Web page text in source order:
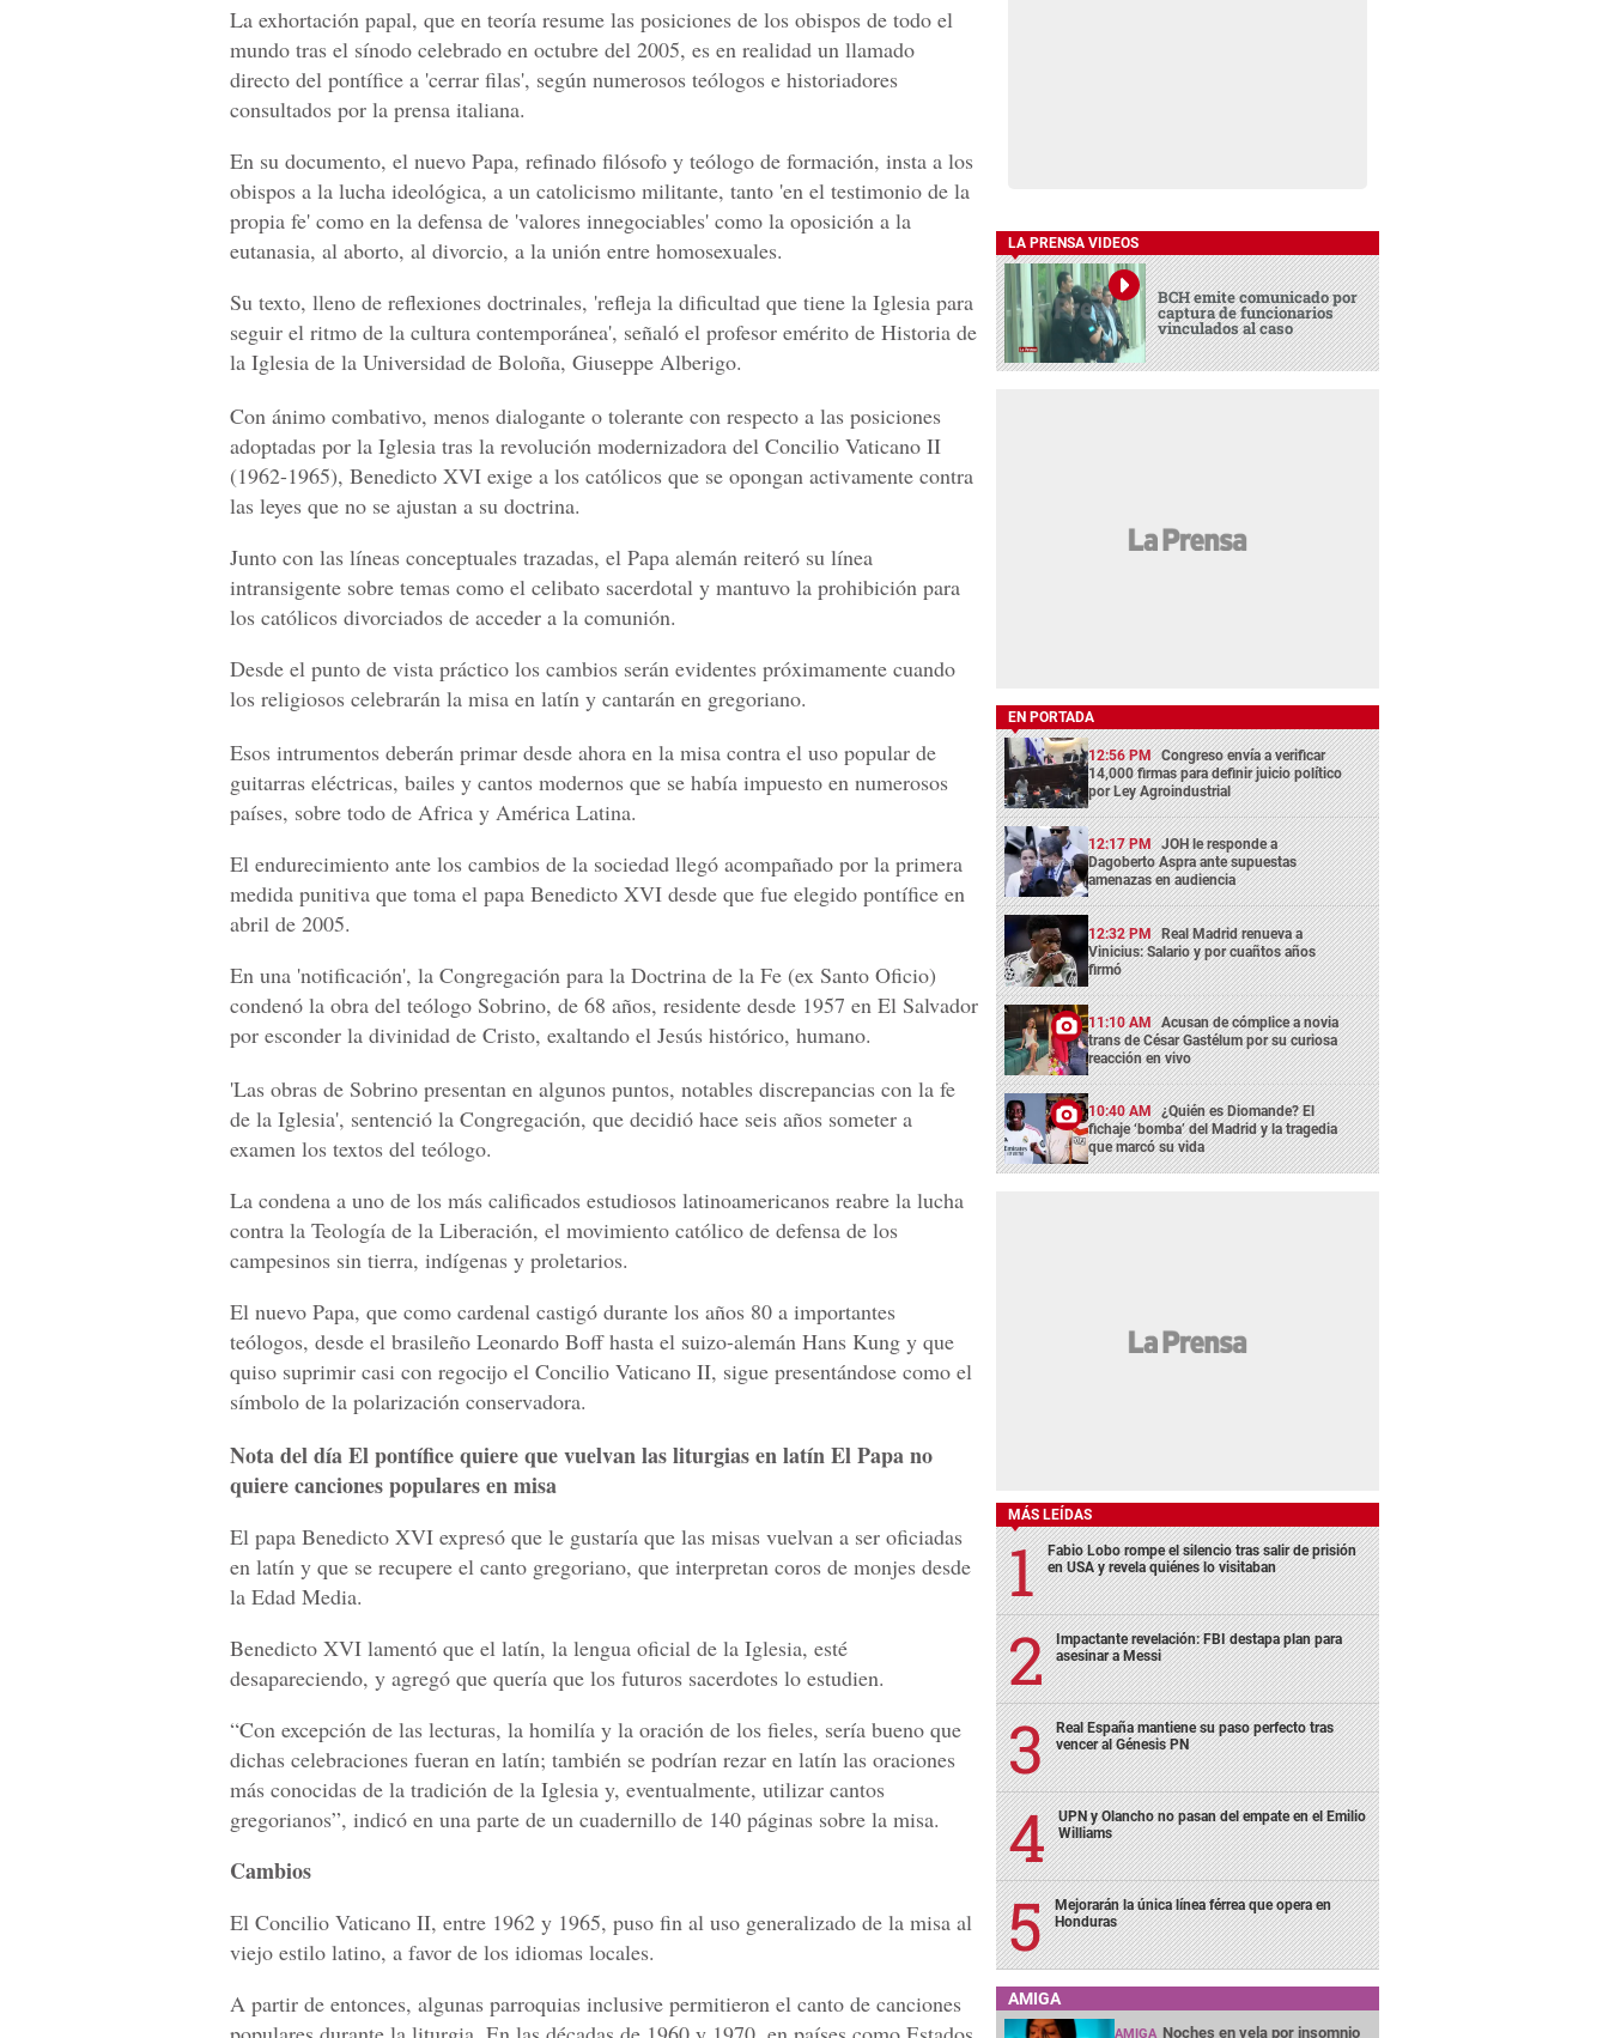
La exhortación papal, que en teoría resume las posiciones de los obispos de todo el
mundo tras el sínodo celebrado en octubre del 2005, es en realidad un llamado
directo del pontífice a 'cerrar filas', según numerosos teólogos e historiadores
consultados por la prensa italiana.
En su documento, el nuevo Papa, refinado filósofo y teólogo de formación, insta a los
obispos a la lucha ideológica, a un catolicismo militante, tanto 'en el testimonio de la
propia fe' como en la defensa de 'valores innegociables' como la oposición a la
eutanasia, al aborto, al divorcio, a la unión entre homosexuales.
Su texto, lleno de reflexiones doctrinales, 'refleja la dificultad que tiene la Iglesia para
seguir el ritmo de la cultura contemporánea', señaló el profesor emérito de Historia de
la Iglesia de la Universidad de Boloña, Giuseppe Alberigo.
Con ánimo combativo, menos dialogante o tolerante con respecto a las posiciones
adoptadas por la Iglesia tras la revolución modernizadora del Concilio Vaticano II
(1962-1965), Benedicto XVI exige a los católicos que se opongan activamente contra
las leyes que no se ajustan a su doctrina.
Junto con las líneas conceptuales trazadas, el Papa alemán reiteró su línea
intransigente sobre temas como el celibato sacerdotal y mantuvo la prohibición para
los católicos divorciados de acceder a la comunión.
Desde el punto de vista práctico los cambios serán evidentes próximamente cuando
los religiosos celebrarán la misa en latín y cantarán en gregoriano.
Esos intrumentos deberán primar desde ahora en la misa contra el uso popular de
guitarras eléctricas, bailes y cantos modernos que se había impuesto en numerosos
países, sobre todo de Africa y América Latina.
El endurecimiento ante los cambios de la sociedad llegó acompañado por la primera
medida punitiva que toma el papa Benedicto XVI desde que fue elegido pontífice en
abril de 2005.
En una 'notificación', la Congregación para la Doctrina de la Fe (ex Santo Oficio)
condenó la obra del teólogo Sobrino, de 68 años, residente desde 1957 en El Salvador
por esconder la divinidad de Cristo, exaltando el Jesús histórico, humano.
'Las obras de Sobrino presentan en algunos puntos, notables discrepancias con la fe
de la Iglesia', sentenció la Congregación, que decidió hace seis años someter a
examen los textos del teólogo.
La condena a uno de los más calificados estudiosos latinoamericanos reabre la lucha
contra la Teología de la Liberación, el movimiento católico de defensa de los
campesinos sin tierra, indígenas y proletarios.
El nuevo Papa, que como cardenal castigó durante los años 80 a importantes
teólogos, desde el brasileño Leonardo Boff hasta el suizo-alemán Hans Kung y que
quiso suprimir casi con regocijo el Concilio Vaticano II, sigue presentándose como el
símbolo de la polarización conservadora.
Nota del día El pontífice quiere que vuelvan las liturgias en latín El Papa no
quiere canciones populares en misa
El papa Benedicto XVI expresó que le gustaría que las misas vuelvan a ser oficiadas
en latín y que se recupere el canto gregoriano, que interpretan coros de monjes desde
la Edad Media.
Benedicto XVI lamentó que el latín, la lengua oficial de la Iglesia, esté
desapareciendo, y agregó que quería que los futuros sacerdotes lo estudien.
“Con excepción de las lecturas, la homilía y la oración de los fieles, sería bueno que
dichas celebraciones fueran en latín; también se podrían rezar en latín las oraciones
más conocidas de la tradición de la Iglesia y, eventualmente, utilizar cantos
gregorianos”, indicó en una parte de un cuadernillo de 140 páginas sobre la misa.
Cambios
El Concilio Vaticano II, entre 1962 y 1965, puso fin al uso generalizado de la misa al
viejo estilo latino, a favor de los idiomas locales.
A partir de entonces, algunas parroquias inclusive permitieron el canto de canciones
LA PRENSA VIDEOS
BCH emite comunicado por
captura de funcionarios
vinculados al caso
EN PORTADA
12:56 PM Congreso envía a verificar
14,000 firmas para definir juicio político
por Ley Agroindustrial
12:17 PM JOH le responde a
Dagoberto Aspra ante supuestas
amenazas en audiencia
12:32 PM Real Madrid renueva a
Vinicius: Salario y por cuañtos años
firmó
11:10 AM Acusan de cómplice a novia
trans de César Gastélum por su curiosa
reacción en vivo
10:40 AM ¿Quién es Diomande? El
fichaje ‘bomba’ del Madrid y la tragedia
que marcó su vida
MÁS LEÍDAS
Fabio Lobo rompe el silencio tras salir de prisión
en USA y revela quiénes lo visitaban
Impactante revelación: FBI destapa plan para
asesinar a Messi
Real España mantiene su paso perfecto tras
vencer al Génesis PN
UPN y Olancho no pasan del empate en el Emilio
Williams
Mejorarán la única línea férrea que opera en
Honduras
AMIGA
AMIGA Noches en vela por insomnio